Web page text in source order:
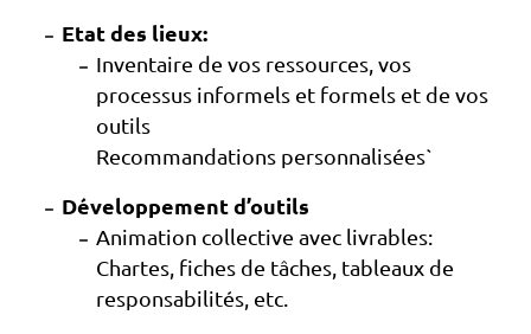
Etat des lieux:
Inventaire de vos ressources, vos
processus informels et formels et de vos
outils
Recommandations personnalisées`
Développement d’outils
Animation collective avec livrables:
Chartes, fiches de tâches, tableaux de
responsabilités, etc.